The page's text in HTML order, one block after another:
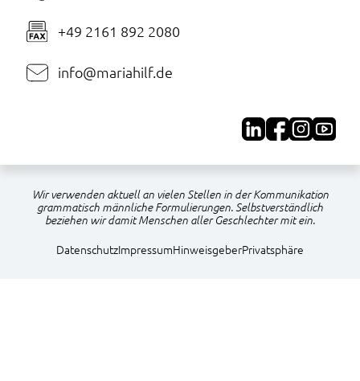
+49 2161 892 2080
info@mariahilf.de
Wir verwenden aktuell an vielen Stellen in der Kommunikation
grammatisch männliche Formulierungen. Selbstverständlich
beziehen wir damit Menschen aller Geschlechter mit ein.
NavigationDatenschutzImpressumHinweisgeberPrivatsphäre